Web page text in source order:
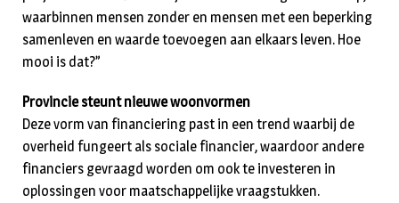
waarbinnen mensen zonder en mensen met een beperking
samenleven en waarde toevoegen aan elkaars leven. Hoe
mooi is dat?”
Provincie steunt nieuwe woonvormen
Deze vorm van financiering past in een trend waarbij de
overheid fungeert als sociale financier, waardoor andere
financiers gevraagd worden om ook te investeren in
oplossingen voor maatschappelijke vraagstukken.